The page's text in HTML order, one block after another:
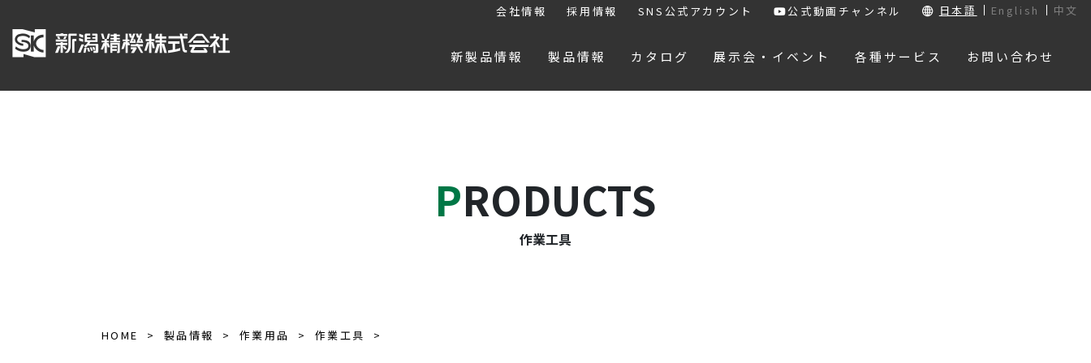
会社情報 採用情報 SNS公式アカウント 公式動画チャンネル 日本語 English 中文
新製品情報 製品情報 カタログ 展示会・イベント 各種サービス お問い合わせ
PRODUCTS
作業工具
HOME 製品情報 作業用品 作業工具